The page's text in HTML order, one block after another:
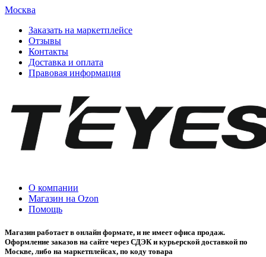
Москва
Заказать на маркетплейсе
Отзывы
Контакты
Доставка и оплата
Правовая информация
О компании
Магазин на Ozon
Помощь
Магазин работает в онлайн формате, и не имеет офиса продаж.
Оформление заказов на сайте через СДЭК и курьерской доставкой по
Москве, либо на маркетплейсах, по коду товара